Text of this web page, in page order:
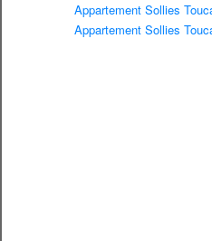
Appartement Sollies
Appartement Sollies